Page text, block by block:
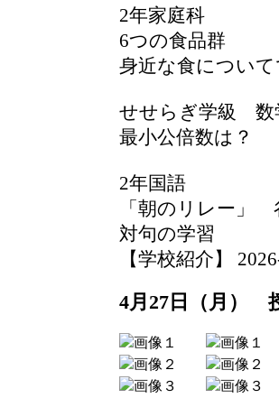
2年家庭科
6つの食品群
身近な食につい
せせらぎ学級 数
最小公倍数は？
2年国語
「朝のリレー」
対句の学習
【学校紹介】
4月27日（月）